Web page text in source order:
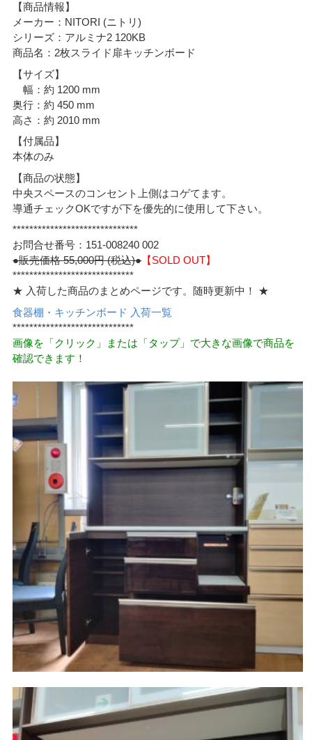
【商品情報】
メーカー：NITORI (ニトリ)
シリーズ：アルミナ2 120KB
商品名：2枚スライド扉キッチンボード
【サイズ】
幅：約 1200 mm
奥行：約 450 mm
高さ：約 2010 mm
【付属品】
本体のみ
【商品の状態】
中央スペースのコンセント上側はコゲてます。
導通チェックOKですが下を優先的に使用して下さい。
******************************
お問合せ番号：151-008240 002
●販売価格 55,000円 (税込)●【SOLD OUT】
*****************************
★ 入荷した商品のまとめページです。随時更新中！ ★
食器棚・キッチンボード 入荷一覧
*****************************
画像を「クリック」または「タップ」で大きな画像で商品を
確認できます！